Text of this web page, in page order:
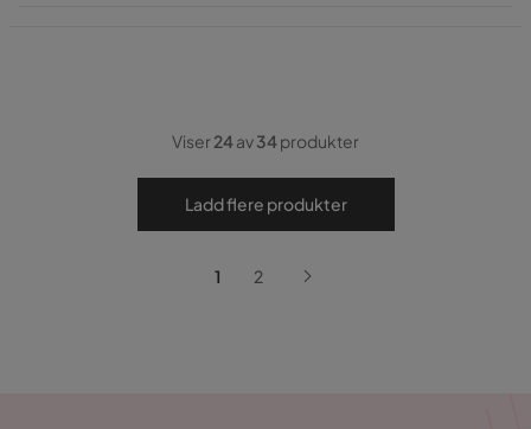
Viser24av34produkter
Ladd flere produkter
1 2